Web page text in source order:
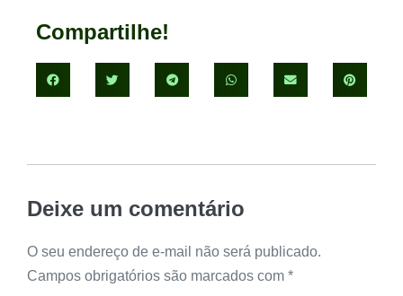
Compartilhe!
Deixe um comentário
O seu endereço de e-mail não será publicado.
Campos obrigatórios são marcados com *